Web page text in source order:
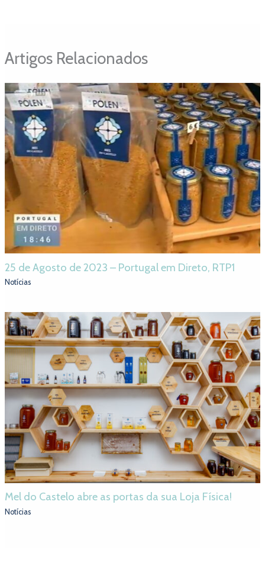
Artigos Relacionados
25 de Agosto de 2023 – Portugal em Direto, RTP1
Notícias
Mel do Castelo abre as portas da sua Loja Física!
Notícias